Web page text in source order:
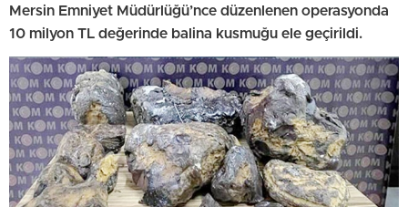
Mersin Emniyet Müdürlüğü’nce düzenlenen operasyonda
10 milyon TL değerinde balina kusmuğu ele geçirildi.